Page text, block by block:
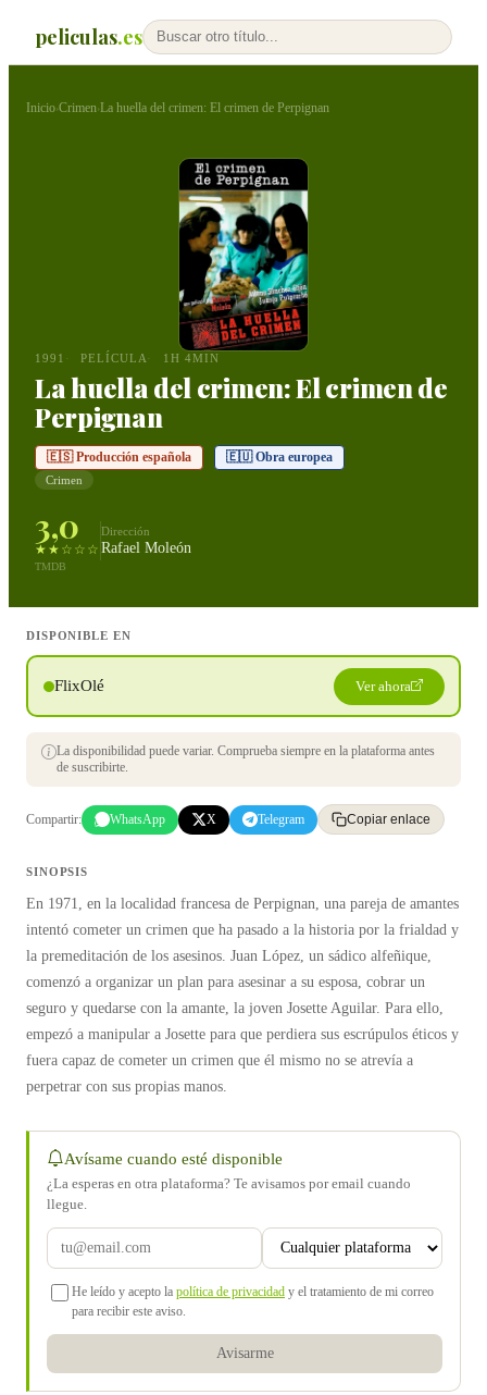
peliculas.es
Inicio›Crimen›La huella del crimen: El crimen de Perpignan
1991 PELÍCULA 1H 4MIN
La huella del crimen: El crimen de
Perpignan
🇪🇸 Producción española 🇪🇺 Obra europea
Crimen
3,0
★★☆☆☆
TMDB
Dirección
Rafael Moleón
DISPONIBLE EN
FlixOlé Ver ahora
La disponibilidad puede variar. Comprueba siempre en la plataforma antes
de suscribirte.
Compartir: WhatsApp X Telegram Copiar enlace
SINOPSIS
En 1971, en la localidad francesa de Perpignan, una pareja de amantes
intentó cometer un crimen que ha pasado a la historia por la frialdad y
la premeditación de los asesinos. Juan López, un sádico alfeñique,
comenzó a organizar un plan para asesinar a su esposa, cobrar un
seguro y quedarse con la amante, la joven Josette Aguilar. Para ello,
empezó a manipular a Josette para que perdiera sus escrúpulos éticos y
fuera capaz de cometer un crimen que él mismo no se atrevía a
perpetrar con sus propias manos.
Avísame cuando esté disponible
¿La esperas en otra plataforma? Te avisamos por email cuando
llegue.
He leído y acepto la política de privacidad y el tratamiento de mi correo
para recibir este aviso.
Avisarme